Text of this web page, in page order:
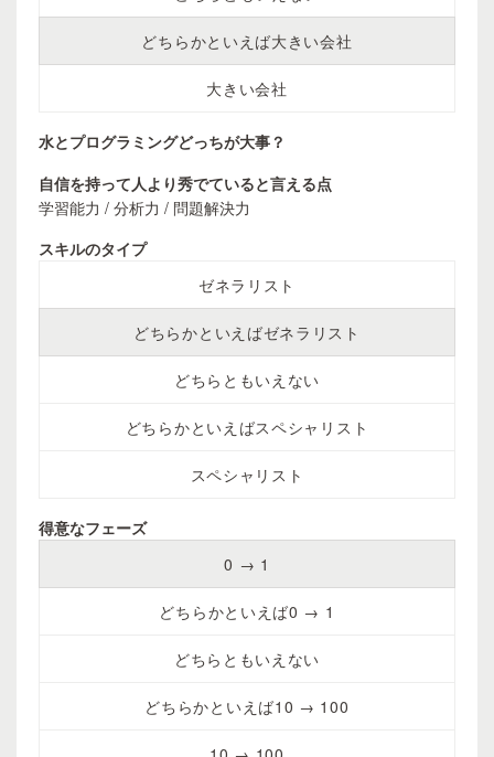
どちらかといえば大きい会社
大きい会社
水とプログラミングどっちが大事？
自信を持って人より秀でていると言える点
学習能力 / 分析力 / 問題解決力
スキルのタイプ
ゼネラリスト
どちらかといえばゼネラリスト
どちらともいえない
どちらかといえばスペシャリスト
スペシャリスト
得意なフェーズ
0 → 1
どちらかといえば0 → 1
どちらともいえない
どちらかといえば10 → 100